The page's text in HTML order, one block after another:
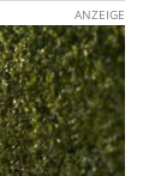
ANZEIGE